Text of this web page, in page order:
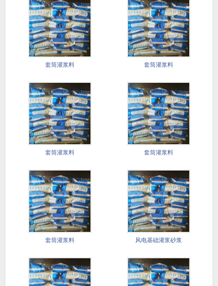
套筒灌浆料 套筒灌浆料
套筒灌浆料 套筒灌浆料
套筒灌浆料 风电基础灌浆砂浆